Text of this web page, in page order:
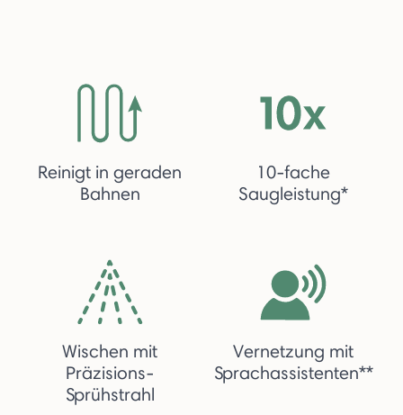
Reinigt in geraden
Bahnen
10-fache
Saugleistung*
Wischen mit
Präzisions-
Sprühstrahl
Vernetzung mit
Sprachassistenten**